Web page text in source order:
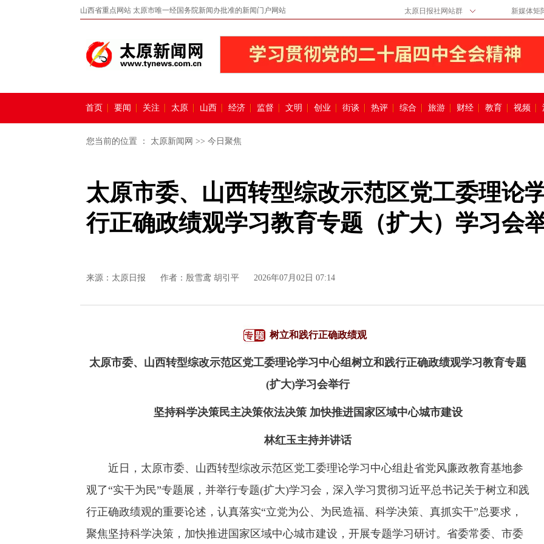
山西省重点网站 太原市唯一经国务院新闻办批准的新闻门户网站 太原日报社网站群 新媒体矩
首页 要闻 关注 太原 山西 经济 监督 文明 创业 街谈 热评 综合 旅游 财经 教育 视频
您当前的位置 ： 太原新闻网 >> 今日聚焦
太原市委、山西转型综改示范区党工委理论
行正确政绩观学习教育专题（扩大）学习会
来源： 太原日报 作者：殷雪鸢 胡引平 2026年07月02日 07:14
树立和践行正确政绩观
太原市委、山西转型综改示范区党工委理论学习中心组树立和践行正确政绩观学习教育专题
(扩大)学习会举行
坚持科学决策民主决策依法决策 加快推进国家区域中心城市建设
林红玉主持并讲话
近日，太原市委、山西转型综改示范区党工委理论学习中心组赴省党风廉政教育基地参
观了“实干为民”专题展，并举行专题(扩大)学习会，深入学习贯彻习近平总书记关于树立和践
行正确政绩观的重要论述，认真落实“立党为公、为民造福、科学决策、真抓实干”总要求，
聚焦坚持科学决策，加快推进国家区域中心城市建设，开展专题学习研讨。省委常委、市委